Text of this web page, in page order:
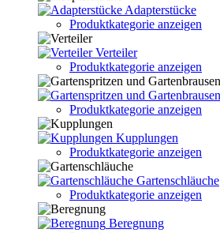
Adapterstücke
Produktkategorie anzeigen
Verteiler
Produktkategorie anzeigen
Produktkategorie anzeigen
Kupplungen
Produktkategorie anzeigen
Gartenschläuche
Produktkategorie anzeigen
Beregnung